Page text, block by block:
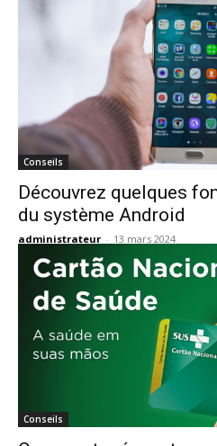
Conseils
Découvrez quelques
du système Android
administrateur - 13 mars 2024
Conseils